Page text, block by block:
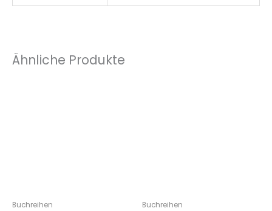
Ähnliche Produkte
Buchreihen Buchreihen